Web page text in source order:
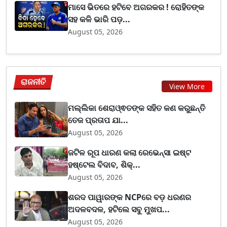
ମାସେ ଭିତରେ ହଟିବେ ଅଗରକର ! ରୋହିତଙ୍କ
ସହ କଳି ଭାରି ପଡ଼...
August 05, 2026
ରାଜନୀତି View More
ମଲ୍ଲିକା ଶେରାଓ୍ଵତଙ୍କ ସହିତ କଣ କରୁଛନ୍ତି
ତେଜ ପ୍ରତାପ ଯା...
August 05, 2026
ଜଟିଳ ରୂପ ଧାରଣ କଲା ରେଭେନ୍ସା ଇଷ୍ଟ
ହଷ୍ଟେଲ ବିଦାବ, ଶିକ୍...
August 05, 2026
ଶରଦ ପାୱାରଙ୍କ NCPରେ ବଡ଼ ଧରଣର
ଅଦଳବଦଳ, ହଟିଲେ ସବୁ ମୁଖପ...
August 05, 2026